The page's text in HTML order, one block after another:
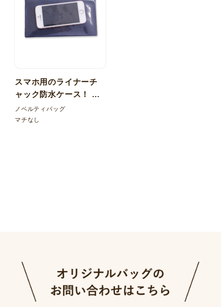
スマホ用のライナーチ
ャック防水ケース！ 透
明+カラー塩ビ マチなし
ノベルティバッグ
マチなし